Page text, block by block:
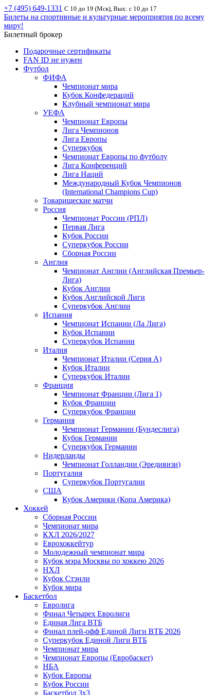
+7 (495) 649-1331 С 10 до 19 (Мск), Вых: с 10 до 17
Билеты на спортивные и культурные мероприятия по всему
миру!
Билетный брокер
Подарочные сертификаты
FAN ID не нужен
Футбол
ФИФА
Чемпионат мира
Кубок Конфедераций
Клубный чемпионат мира
УЕФА
Чемпионат Европы
Лига Чемпионов
Лига Европы
Суперкубок
Чемпионат Европы по футболу
Лига Конференций
Лига Наций
Международный Кубок Чемпионов
(International Champions Cup)
Товарищеские матчи
Россия
Чемпионат России (РПЛ)
Первая Лига
Кубок России
Суперкубок России
Сборная России
Англия
Чемпионат Англии (Английская Премьер-
Лига)
Кубок Англии
Кубок Английской Лиги
Суперкубок Англии
Испания
Чемпионат Испании (Ла Лига)
Кубок Испании
Суперкубок Испании
Италия
Чемпионат Италии (Серия А)
Кубок Италии
Суперкубок Италии
Франция
Чемпионат Франции (Лига 1)
Кубок Франции
Суперкубок Франции
Германия
Чемпионат Германии (Бундеслига)
Кубок Германии
Суперкубок Германии
Нидерланды
Чемпионат Голландии (Эредивизи)
Португалия
Суперкубок Португалии
США
Кубок Америки (Копа Америка)
Хоккей
Сборная России
Чемпионат мира
КХЛ 2026/2027
Еврохоккейтур
Молодежный чемпионат мира
Кубок мэра Москвы по хоккею 2026
НХЛ
Кубок Стэнли
Кубок мира
Баскетбол
Евролига
Финал Четырех Евролиги
Единая Лига ВТБ
Финал плей-офф Единой Лиги ВТБ 2026
Суперкубок Единой Лиги ВТБ
Чемпионат мира
Чемпионат Европы (Евробаскет)
НБА
Кубок Европы
Кубок России
Баскетбол 3х3